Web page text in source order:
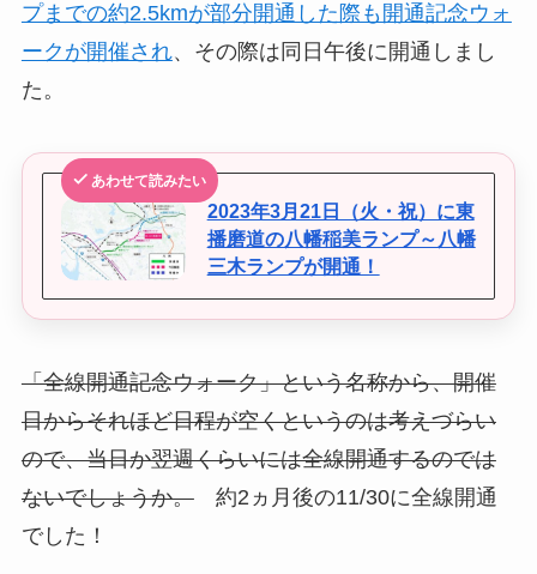
プまでの約2.5kmが部分開通した際も開通記念ウォ
ークが開催され、その際は同日午後に開通しまし
た。
あわせて読みたい
2023年3月21日（火・祝）に東
播磨道の八幡稲美ランプ～八幡
三木ランプが開通！
「全線開通記念ウォーク」という名称から、開催
日からそれほど日程が空くというのは考えづらい
ので、当日か翌週くらいには全線開通するのでは
ないでしょうか。約2ヵ月後の11/30に全線開通
でした！